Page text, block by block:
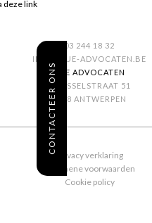
deze link
CONTACTEER ONS
03 244 18 32
INFO@SUE-ADVOCATEN.BE
SUE ADVOCATEN
BRUSSELSTRAAT 51
2018 ANTWERPEN
Privacy verklaring
Algemene voorwaarden
Cookie policy